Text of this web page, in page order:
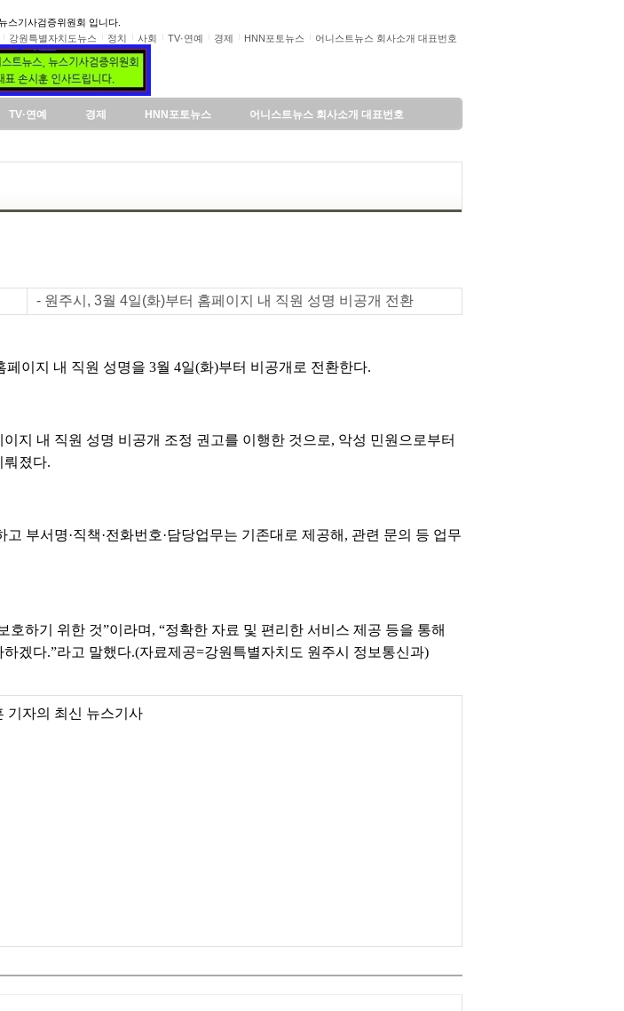
스기사검증위원회 입니다.
강원특별자치도뉴스 정치 사회 TV·연예 경제 HNN포토뉴스 어니스트뉴스 회사소개 대표번호
TV·연예 경제 HNN포토뉴스 어니스트뉴스 회사소개 대표번호
- 원주시, 3월 4일(화)부터 홈페이지 내 직원 성명 비공개 전환
이지 내 직원 성명을 3월 4일(화)부터 비공개로 전환한다.
지 내 직원 성명 비공개 조정 권고를 이행한 것으로, 악성 민원으로부터
뤄졌다.
부서명·직책·전화번호·담당업무는 기존대로 제공해, 관련 문의 등 업무
하기 위한 것”이라며, “정확한 자료 및 편리한 서비스 제공 등을 통해
겠다.”라고 말했다.(자료제공=강원특별자치도 원주시 정보통신과)
기자의 최신 뉴스기사